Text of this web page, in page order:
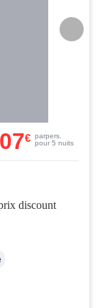
€ parpers.
pour 5 nuits